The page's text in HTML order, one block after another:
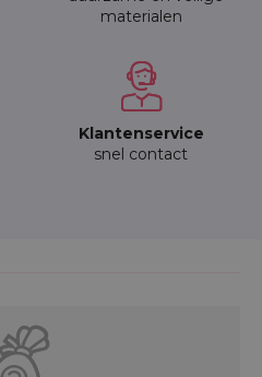
materialen
Klantenservice
snel contact